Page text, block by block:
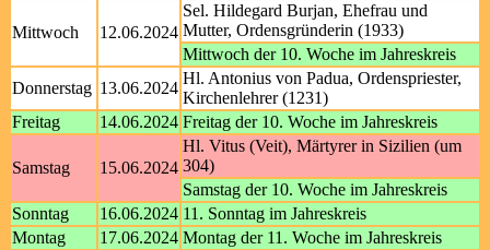
Mittwoch 12.06.2024
Sel. Hildegard Burjan, Ehefrau und
Mutter, Ordensgründerin (1933)
Mittwoch der 10. Woche im Jahreskreis
Donnerstag 13.06.2024
Hl. Antonius von Padua, Ordenspriester,
Kirchenlehrer (1231)
Freitag
14.06.2024 Freitag der 10. Woche im Jahreskreis
Samstag 15.06.2024
Hl. Vitus (Veit), Märtyrer in Sizilien (um
304)
Samstag der 10. Woche im Jahreskreis
Sonntag
16.06.2024 11. Sonntag im Jahreskreis
Montag
17.06.2024 Montag der 11. Woche im Jahreskreis